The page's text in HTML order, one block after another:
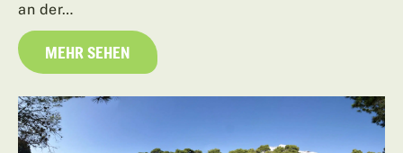
an der…
MEHR SEHEN